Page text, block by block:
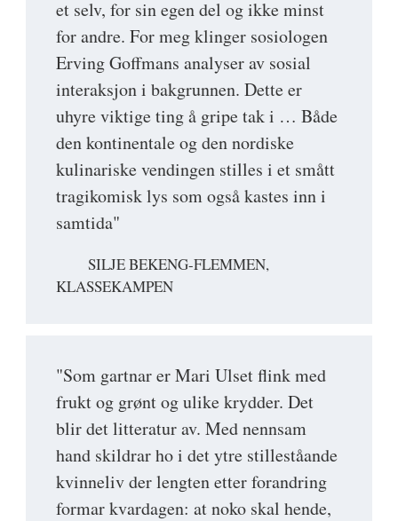
et selv, for sin egen del og ikke minst
for andre. For meg klinger sosiologen
Erving Goffmans analyser av sosial
interaksjon i bakgrunnen. Dette er
uhyre viktige ting å gripe tak i … Både
den kontinentale og den nordiske
kulinariske vendingen stilles i et smått
tragikomisk lys som også kastes inn i
samtida"
SILJE BEKENG-FLEMMEN,
KLASSEKAMPEN
"Som gartnar er Mari Ulset flink med
frukt og grønt og ulike krydder. Det
blir det litteratur av. Med nennsam
hand skildrar ho i det ytre stilleståande
kvinneliv der lengten etter forandring
formar kvardagen: at noko skal hende,